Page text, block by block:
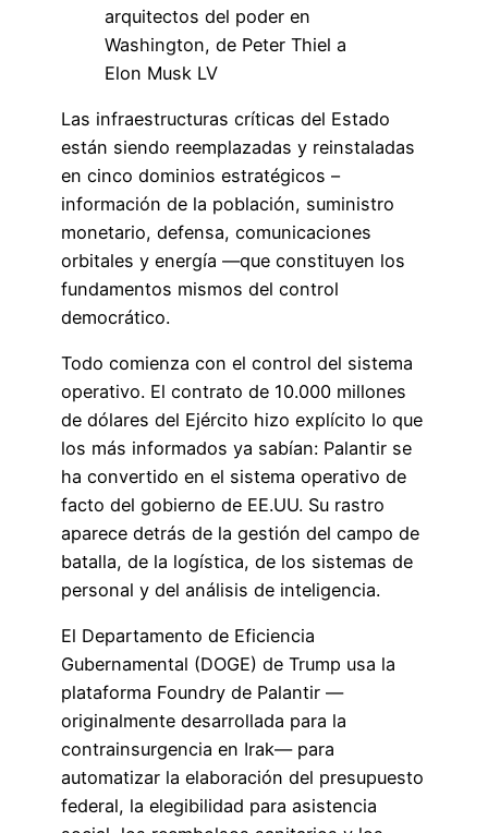
arquitectos del poder en
Washington, de Peter Thiel a
Elon Musk LV
Las infraestructuras críticas del Estado
están siendo reemplazadas y reinstaladas
en cinco dominios estratégicos –
información de la población, suministro
monetario, defensa, comunicaciones
orbitales y energía —que constituyen los
fundamentos mismos del control
democrático.
Todo comienza con el control del sistema
operativo. El contrato de 10.000 millones
de dólares del Ejército hizo explícito lo que
los más informados ya sabían: Palantir se
ha convertido en el sistema operativo de
facto del gobierno de EE.UU. Su rastro
aparece detrás de la gestión del campo de
batalla, de la logística, de los sistemas de
personal y del análisis de inteligencia.
El Departamento de Eficiencia
Gubernamental (DOGE) de Trump usa la
plataforma Foundry de Palantir —
originalmente desarrollada para la
contrainsurgencia en Irak— para
automatizar la elaboración del presupuesto
federal, la elegibilidad para asistencia